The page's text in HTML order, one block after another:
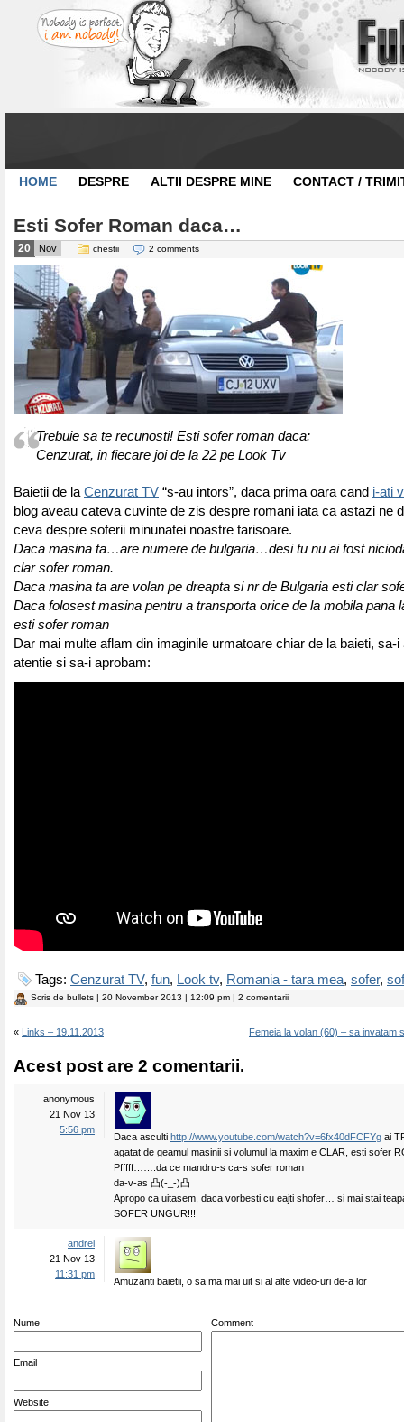
HOME DESPRE ALTII DESPRE MINE CONTACT /
Esti Sofer Roman daca…
20 Nov chestii 2 comments
Trebuie sa te recunosti! Esti sofer roman daca:
Cenzurat, in fiecare joi de la 22 pe Look Tv
Baietii de la Cenzurat TV “s-au intors”, daca prima oara cand i-ati
blog aveau cateva cuvinte de zis despre romani iata ca astazi ne
ceva despre soferii minunatei noastre tarisoare.
Daca masina ta…are numere de bulgaria…desi tu nu ai fost
clar sofer roman.
Daca masina ta are volan pe dreapta si nr de Bulgaria esti clar
Daca folosest masina pentru a transporta orice de la mobila pana
esti sofer roman
Dar mai multe aflam din imaginile urmatoare chiar de la baieti, sa-
atentie si sa-i aprobam:
Tags: Cenzurat TV, fun, Look tv, Romania - tara mea, sofer,
Scris de bullets | 20 November 2013 | 12:09 pm | 2 comentarii
« Links – 19.11.2013 Femeia la volan (60) – sa invatam
Acest post are 2 comentarii.
anonymous
21 Nov 13
5:56 pm
Daca asculti http://www.youtube.com/watch?v=6fx40dFCFYg ai
agatat de geamul masinii si volumul la maxim e CLAR, esti sofer
Pfffff…….da ce mandru-s ca-s sofer roman
da-v-as 凸(-_-)凸
Apropo ca uitasem, daca vorbesti cu eajti shofer… si mai stai
SOFER UNGUR!!!
andrei
21 Nov 13
11:31 pm
Amuzanti baietii, o sa ma mai uit si al alte video-uri de-a lor
Nume
Email
Website
Comment